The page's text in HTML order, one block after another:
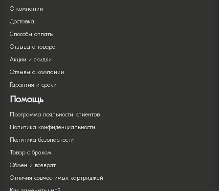
О компании
Доставка
Способы оплаты
Отзывы о товаре
Акции и скидки
Отзывы о компании
Гарантия и сроки
Помощь
Программа лояльности клиентов
Политика конфиденциальности
Политика безопасности
Товар с браком
Обмен и возврат
Отличия совместимых картриджей